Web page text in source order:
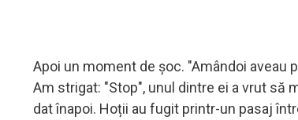
Apoi un moment de șoc. "Amândoi aveau
Am strigat: "Stop", unul dintre ei a vrut să
dat înapoi. Hoții au fugit printr-un pasaj